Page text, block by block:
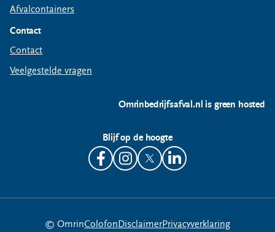
Afvalcontainers
Contact
Contact
Veelgestelde vragen
Omrinbedrijfsafval.nl is green hosted
Blijf op de hoogte
© OmrinColofonDisclaimerPrivacyverklaring